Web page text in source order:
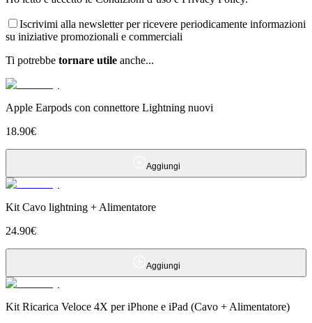
Iscrivimi alla newsletter per ricevere periodicamente informazioni
su iniziative promozionali e commerciali
Ti potrebbe tornare utile anche...
Apple Earpods con connettore Lightning nuovi
18.90€
Aggiungi
Kit Cavo lightning + Alimentatore
24.90€
Aggiungi
Kit Ricarica Veloce 4X per iPhone e iPad (Cavo + Alimentatore)